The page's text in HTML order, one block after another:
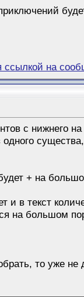
с нижнего
+ на
и в текст
на большом
то уже не